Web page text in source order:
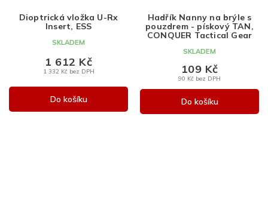
Dioptrická vložka U-Rx
Insert, ESS
SKLADEM
1 332 Kč bez DPH
1 612 Kč
Do košíku
Hadřík Nanny na brýle s
pouzdrem - pískový TAN,
CONQUER Tactical Gear
SKLADEM
90 Kč bez DPH
109 Kč
Do košíku